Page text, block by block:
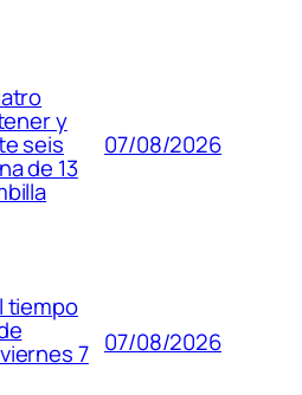
y
seis
de 13
07/08/2026
tiempo
7 07/08/2026